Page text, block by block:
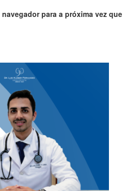
para a próxima vez que